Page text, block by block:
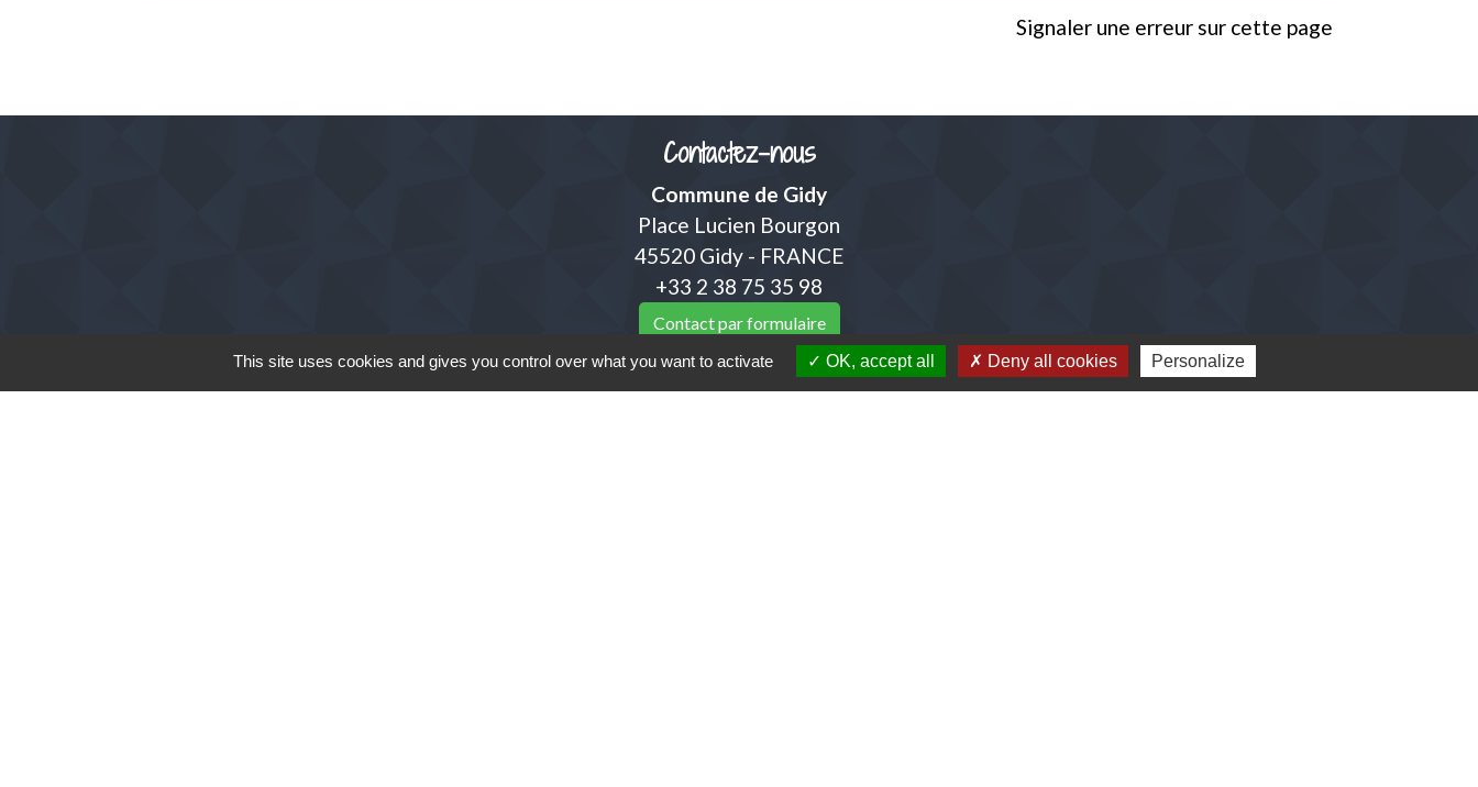
Signaler une erreur sur cette page
Contactez-nous
Commune de Gidy
Place Lucien Bourgon
45520 Gidy - FRANCE
+33 2 38 75 35 98
Contact par formulaire
adresse mail de la mairie
This site uses cookies and gives you control over what you want to activate OK, accept all Deny all cookies Personalize